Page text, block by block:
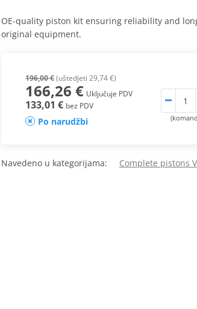
OE-quality piston kit ensuring reliability and
original equipment.
196,00 €(uštedjeti 29,74 €)
166,26 € Uključuje PDV
133,01 € bez PDV
Po narudžbi
Navedeno u kategorijama: Complete pistons